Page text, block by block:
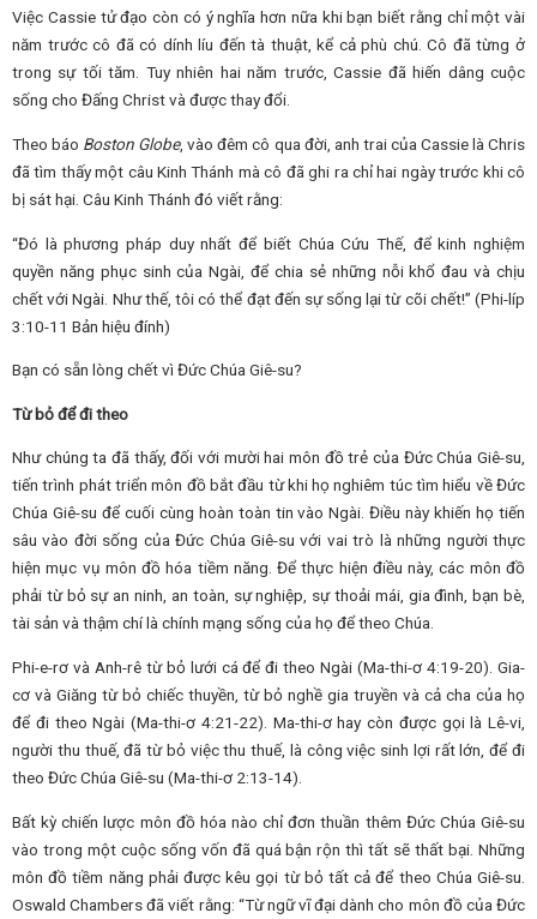
Việc Cassie tử đạo còn có ý nghĩa hơn nữa khi bạn biết rằng chỉ một vài
năm trước cô đã có dính líu đến tà thuật, kể cả phù chú. Cô đã từng ở
trong sự tối tăm. Tuy nhiên hai năm trước, Cassie đã hiến dâng cuộc
sống cho Đấng Christ và được thay đổi.
Theo báo Boston Globe, vào đêm cô qua đời, anh trai của Cassie là Chris
đã tìm thấy một câu Kinh Thánh mà cô đã ghi ra chỉ hai ngày trước khi cô
bị sát hại. Câu Kinh Thánh đó viết rằng:
“Đó là phương pháp duy nhất để biết Chúa Cứu Thế, để kinh nghiệm
quyền năng phục sinh của Ngài, để chia sẻ những nỗi khổ đau và chịu
chết với Ngài. Như thế, tôi có thể đạt đến sự sống lại từ cõi chết!” (Phi-líp
3:10-11 Bản hiệu đính)
Bạn có sẵn lòng chết vì Đức Chúa Giê-su?
Từ bỏ để đi theo
Như chúng ta đã thấy, đối với mười hai môn đồ trẻ của Đức Chúa Giê-su,
tiến trình phát triển môn đồ bắt đầu từ khi họ nghiêm túc tìm hiểu về Đức
Chúa Giê-su để cuối cùng hoàn toàn tin vào Ngài. Điều này khiến họ tiến
sâu vào đời sống của Đức Chúa Giê-su với vai trò là những người thực
hiện mục vụ môn đồ hóa tiềm năng. Để thực hiện điều này, các môn đồ
phải từ bỏ sự an ninh, an toàn, sự nghiệp, sự thoải mái, gia đình, bạn bè,
tài sản và thậm chí là chính mạng sống của họ để theo Chúa.
Phi-e-rơ và Anh-rê từ bỏ lưới cá để đi theo Ngài (Ma-thi-ơ 4:19-20). Gia-
cơ và Giăng từ bỏ chiếc thuyền, từ bỏ nghề gia truyền và cả cha của họ
để đi theo Ngài (Ma-thi-ơ 4:21-22). Ma-thi-ơ hay còn được gọi là Lê-vi,
người thu thuế, đã từ bỏ việc thu thuế, là công việc sinh lợi rất lớn, để đi
theo Đức Chúa Giê-su (Ma-thi-ơ 2:13-14).
Bất kỳ chiến lược môn đồ hóa nào chỉ đơn thuần thêm Đức Chúa Giê-su
vào trong một cuộc sống vốn đã quá bận rộn thì tất sẽ thất bại. Những
môn đồ tiềm năng phải được kêu gọi từ bỏ tất cả để theo Chúa Giê-su.
Oswald Chambers đã viết rằng: “Từ ngữ vĩ đại dành cho môn đồ của Đức